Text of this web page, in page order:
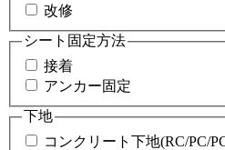
改修
シート固定方法
接着
アンカー固定
下地
コンクリート下地(RC/PC/